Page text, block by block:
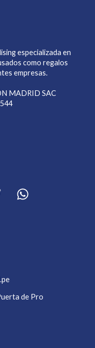
especializada en
como regalos
empresas.
MADRID SAC
de Pro